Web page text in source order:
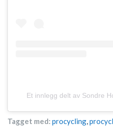
Et innlegg delt av Sondre
Tagget med: procycling,